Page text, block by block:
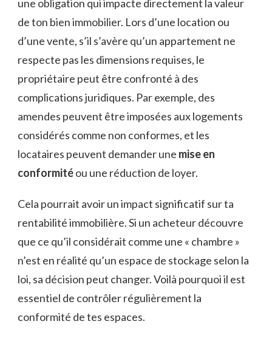
une obligation qui impacte directement la valeur
de ton bien immobilier. Lors d’une location ou
d’une vente, s’il s’avère qu’un appartement ne
respecte pas les dimensions requises, le
propriétaire peut être confronté à des
complications juridiques. Par exemple, des
amendes peuvent être imposées aux logements
considérés comme non conformes, et les
locataires peuvent demander une mise en
conformitéou une réduction de loyer.
Cela pourrait avoir un impact significatif sur ta
rentabilité immobilière. Si un acheteur découvre
que ce qu’il considérait comme une « chambre »
n’est en réalité qu’un espace de stockage selon la
loi, sa décision peut changer. Voilà pourquoi il est
essentiel de contrôler régulièrement la
conformité de tes espaces.